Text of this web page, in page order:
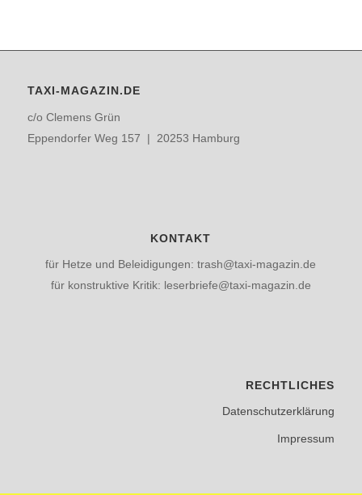
TAXI-MAGAZIN.DE
c/o Clemens Grün
Eppendorfer Weg 157 | 20253 Hamburg
KONTAKT
für Hetze und Beleidigungen: trash@taxi-magazin.de
für konstruktive Kritik: leserbriefe@taxi-magazin.de
RECHTLICHES
Datenschutzerklärung
Impressum